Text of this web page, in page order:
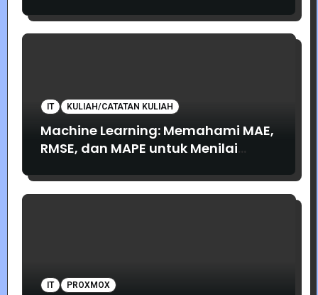
IT KULIAH/CATATAN KULIAH
Machine Learning: Memahami MAE,
RMSE, dan MAPE untuk Menilai
IT PROXMOX